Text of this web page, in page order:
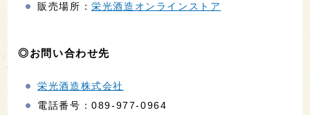
販売場所：栄光酒造オンラインストア
◎お問い合わせ先
栄光酒造株式会社
電話番号：089-977-0964